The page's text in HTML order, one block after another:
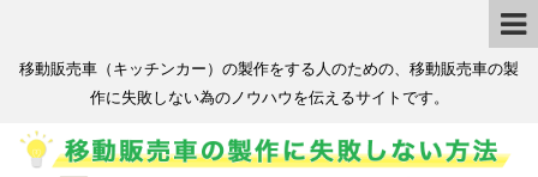
移動販売車（キッチンカー）の製作をする人のための、移動販売車の製
作に失敗しない為のノウハウを伝えるサイトです。